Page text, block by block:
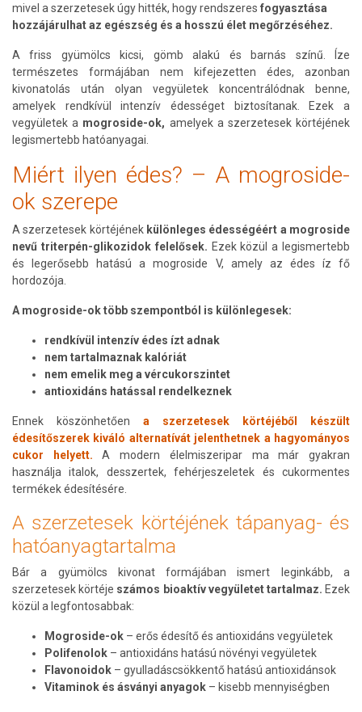
mivel a szerzetesek úgy hitték, hogy rendszeres fogyasztása
hozzájárulhat az egészség és a hosszú élet megőrzéséhez.
A friss gyümölcs kicsi, gömb alakú és barnás színű. Íze
természetes formájában nem kifejezetten édes, azonban
kivonatolás után olyan vegyületek koncentrálódnak benne,
amelyek rendkívül intenzív édességet biztosítanak. Ezek a
vegyületek a mogroside-ok, amelyek a szerzetesek körtéjének
legismertebb hatóanyagai.
Miért ilyen édes? – A mogroside-
ok szerepe
A szerzetesek körtéjének különleges édességéért a mogroside
nevű triterpén-glikozidok felelősek. Ezek közül a legismertebb
és legerősebb hatású a mogroside V, amely az édes íz fő
hordozója.
A mogroside-ok több szempontból is különlegesek:
rendkívül intenzív édes ízt adnak
nem tartalmaznak kalóriát
nem emelik meg a vércukorszintet
antioxidáns hatással rendelkeznek
Ennek köszönhetően a szerzetesek körtéjéből készült
édesítőszerek kiváló alternatívát jelenthetnek a hagyományos
cukor helyett. A modern élelmiszeripar ma már gyakran
használja italok, desszertek, fehérjeszeletek és cukormentes
termékek édesítésére.
A szerzetesek körtéjének tápanyag- és
hatóanyagtartalma
Bár a gyümölcs kivonat formájában ismert leginkább, a
szerzetesek körtéje számos bioaktív vegyületet tartalmaz. Ezek
közül a legfontosabbak:
Mogroside-ok – erős édesítő és antioxidáns vegyületek
Polifenolok – antioxidáns hatású növényi vegyületek
Flavonoidok – gyulladáscsökkentő hatású antioxidánsok
Vitaminok és ásványi anyagok – kisebb mennyiségben